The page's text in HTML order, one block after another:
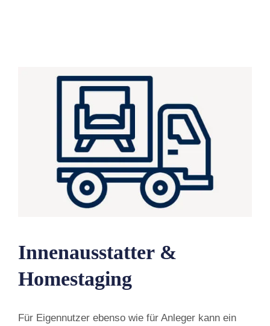
Innenausstatter &
Homestaging
Für Eigennutzer ebenso wie für Anleger kann ein